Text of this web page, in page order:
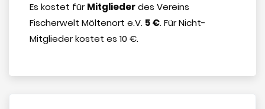
Es kostet fürMitgliederdes Vereins
Fischerwelt Möltenort e.V. 5 €. Für Nicht-
Mitglieder kostet es 10 €.